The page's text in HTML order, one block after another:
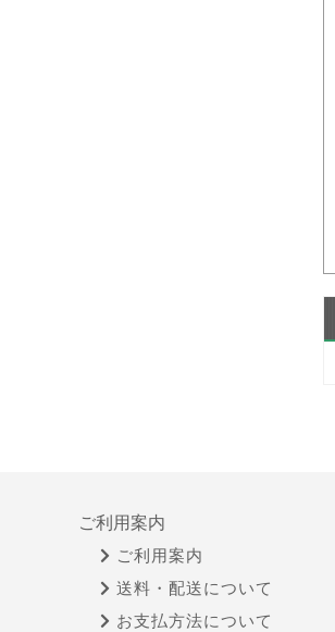
ご利用案内
ご利用案内
送料・配送について
お支払方法について